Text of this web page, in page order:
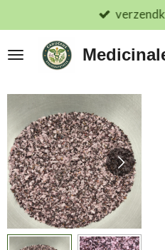
direct
naar